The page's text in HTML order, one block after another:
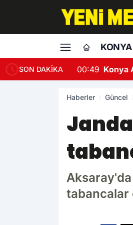
KONYA
SON DAKİKA 00:49 Konya
Haberler Güncel
tabancalar